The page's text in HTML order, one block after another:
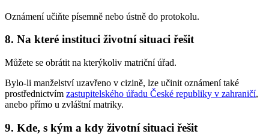
Oznámení učiňte písemně nebo ústně do protokolu.
8. Na které instituci životní situaci řešit
Můžete se obrátit na kterýkoliv matriční úřad.
Bylo-li manželství uzavřeno v cizině, lze učinit oznámení také
prostřednictvím zastupitelského úřadu České republiky v zahraničí,
anebo přímo u zvláštní matriky.
9. Kde, s kým a kdy životní situaci řešit